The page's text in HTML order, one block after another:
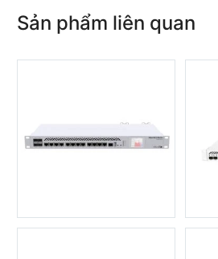
Sản phẩm liên quan